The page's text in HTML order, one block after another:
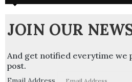
JOIN OUR
And get notified everytime we
post.